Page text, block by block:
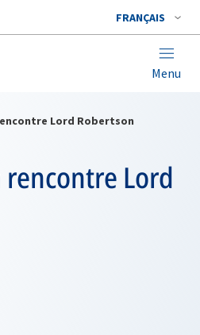
FRANÇAIS
Menu
Lord Robertson
Lord